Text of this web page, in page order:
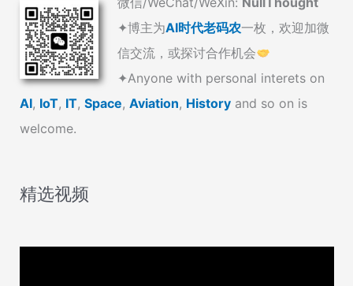
✦博主为AI时代老码农一枚，欢迎加微
信交流，或探讨合作机会
✦Anyone with personal interets on
AI, IoT, IT, Space, Aviation, History and so on is
welcome.
精选视频